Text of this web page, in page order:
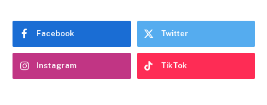
Facebook Twitter
Instagram TikTok